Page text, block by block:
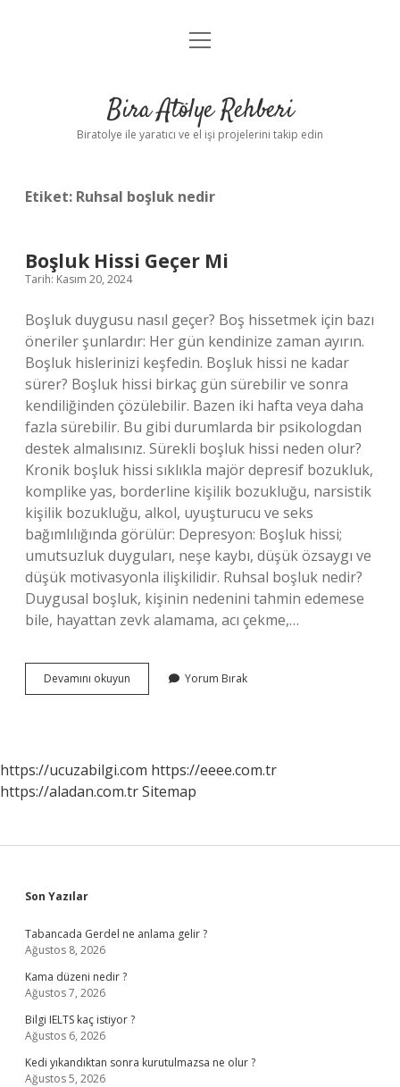
Anasayfa
Yasal Uyarı
menüyü
Bira Atölye Rehberi
Biratolye ile yaratıcı ve el işi projelerini takip edin
Etiket: Ruhsal boşluk nedir
Boşluk Hissi Geçer Mi
Tarih: Kasım 20, 2024
Boşluk duygusu nasıl geçer? Boş hissetmek için bazı
öneriler şunlardır: Her gün kendinize zaman ayırın.
Boşluk hislerinizi keşfedin. Boşluk hissi ne kadar
sürer? Boşluk hissi birkaç gün sürebilir ve sonra
kendiliğinden çözülebilir. Bazen iki hafta veya daha
fazla sürebilir. Bu gibi durumlarda bir psikologdan
destek almalısınız. Sürekli boşluk hissi neden olur?
Kronik boşluk hissi sıklıkla majör depresif bozukluk,
komplike yas, borderline kişilik bozukluğu, narsistik
kişilik bozukluğu, alkol, uyuşturucu ve seks
bağımlılığında görülür: Depresyon: Boşluk hissi;
umutsuzluk duyguları, neşe kaybı, düşük özsaygı ve
düşük motivasyonla ilişkilidir. Ruhsal boşluk nedir?
Duygusal boşluk, kişinin nedenini tahmin edemese
bile, hayattan zevk alamama, acı çekme,…
Devamını okuyun
Hissi
Yorum Bırak
https://ucuzabilgi.com https://eeee.com.tr
https://aladan.com.trSitemap
Sidebar
Son Yazılar
Tabancada Gerdel ne anlama gelir ?
Ağustos 8, 2026
Kama düzeni nedir ?
Ağustos 7, 2026
Bilgi IELTS kaç istiyor ?
Ağustos 6, 2026
Kedi yıkandıktan sonra kurutulmazsa ne olur ?
Ağustos 5, 2026